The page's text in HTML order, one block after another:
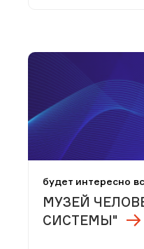
будет интересно
МУЗЕЙ
СИСТЕМЫ"